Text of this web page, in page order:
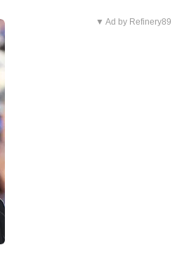
▼ Ad by Refinery89